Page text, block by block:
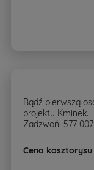
Bądź pierwszą
projektu Kminek.
Zadzwoń: 577
Cena